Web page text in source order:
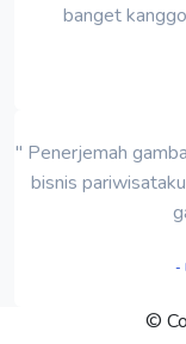
banget
" Penerjemah
bisnis
-
©